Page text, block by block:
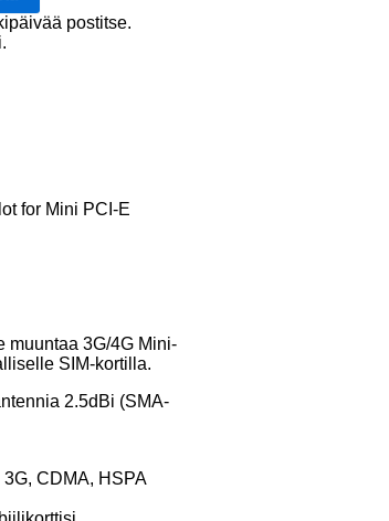
postitse.
for Mini PCI-E
muuntaa 3G/4G Mini-
SIM-kortilla.
2.5dBi (SMA-
CDMA, HSPA